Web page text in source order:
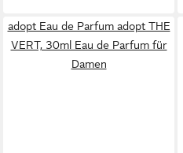
adopt Eau de Parfum adopt THE
VERT, 30ml Eau de Parfum für
Damen